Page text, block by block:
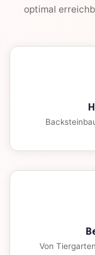
optimal
Von